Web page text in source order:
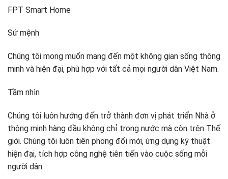
FPT Smart Home
Sứ mệnh
Chúng tôi mong muốn mang đến một không gian sống thông
minh và hiện đại, phù hợp với tất cả mọi người dân Việt Nam.
Tầm nhìn
Chúng tôi luôn hướng đến trở thành đơn vị phát triển Nhà ở
thông minh hàng đầu không chỉ trong nước mà còn trên Thế
giới. Chúng tôi luôn tiên phong đổi mới, ứng dụng kỹ thuật
hiện đại, tích hợp công nghệ tiên tiến vào cuộc sống mỗi
người dân.